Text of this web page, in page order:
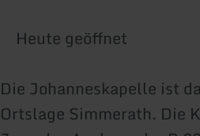
Heute geöffnet
Die Johanneskapelle ist
Ortslage Simmerath. Die